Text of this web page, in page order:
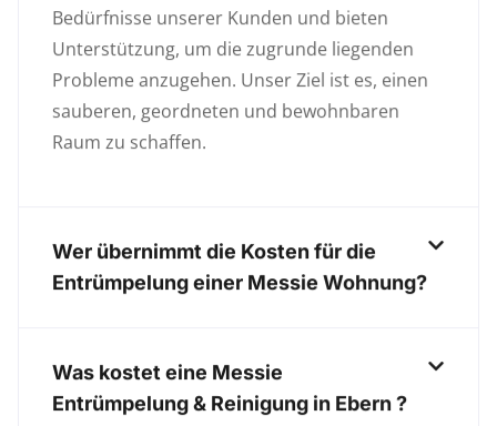
Bedürfnisse unserer Kunden und bieten
Unterstützung, um die zugrunde liegenden
Probleme anzugehen. Unser Ziel ist es, einen
sauberen, geordneten und bewohnbaren
Raum zu schaffen.
Wer übernimmt die Kosten für die
Entrümpelung einer Messie Wohnung?
Was kostet eine Messie
Entrümpelung & Reinigung in Ebern ?